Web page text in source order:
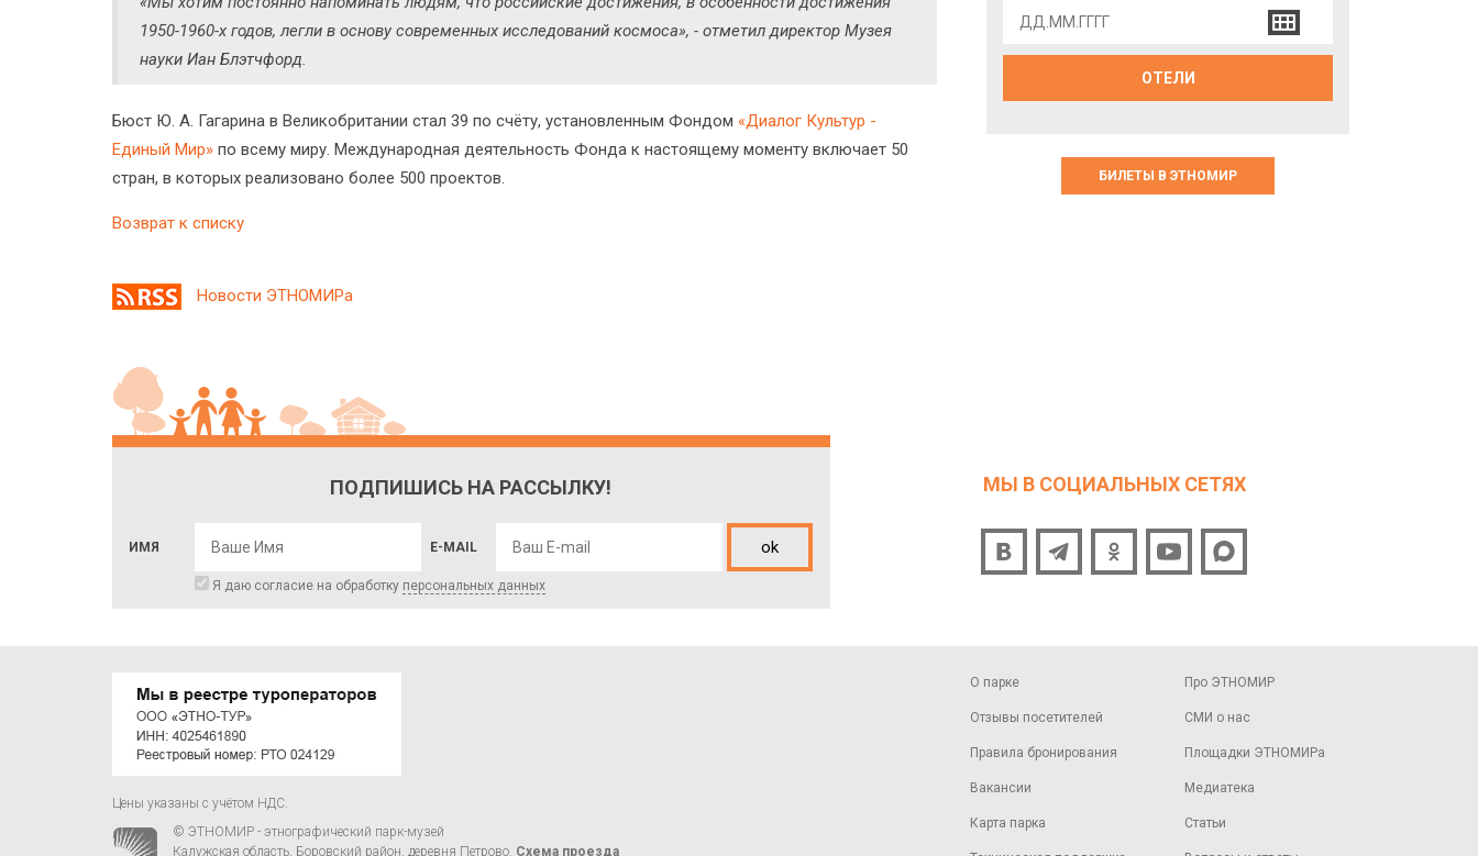
1950-1960-х годов, легли в основу современных исследований космоса», - отметил директор Музея
науки Иан Блэтчфорд.
Бюст Ю. А. Гагарина в Великобритании стал 39 по счёту, установленным Фондом «Диалог Культур -
Единый Мир» по всему миру. Международная деятельность Фонда к настоящему моменту включает 50
стран, в которых реализовано более 500 проектов.
Возврат к списку
ОТЕЛИ
БИЛЕТЫ В ЭТНОМИР
Новости ЭТНОМИРа
ПОДПИШИСЬ НА РАССЫЛКУ!
ИМЯ E-MAIL ok
Я даю согласие на обработку персональных данных
МЫ В СОЦИАЛЬНЫХ СЕТЯХ
О парке
Отзывы посетителей
Правила бронирования
Вакансии
Карта парка
Про ЭТНОМИР
СМИ о нас
Площадки ЭТНОМИРа
Медиатека
Статьи
Цены указаны с учётом НДС.
© ЭТНОМИР - этнографический парк-музей
Калужская область, Боровский район, деревня Петрово. Схема проезда